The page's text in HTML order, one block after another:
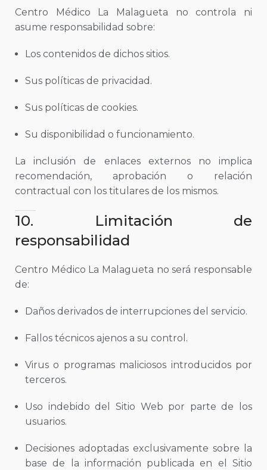
Centro Médico La Malagueta no controla ni
asume responsabilidad sobre:
Los contenidos de dichos sitios.
Sus políticas de privacidad.
Sus políticas de cookies.
Su disponibilidad o funcionamiento.
La inclusión de enlaces externos no implica
recomendación, aprobación o relación
contractual con los titulares de los mismos.
10. Limitación de
responsabilidad
Centro Médico La Malagueta no será responsable
de:
Daños derivados de interrupciones del servicio.
Fallos técnicos ajenos a su control.
Virus o programas maliciosos introducidos por
terceros.
Uso indebido del Sitio Web por parte de los
usuarios.
Decisiones adoptadas exclusivamente sobre la
base de la información publicada en el Sitio